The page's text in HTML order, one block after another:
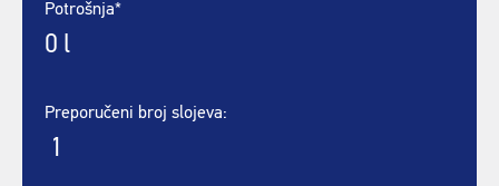
Potrošnja*
0 l
Preporučeni broj slojeva:
1